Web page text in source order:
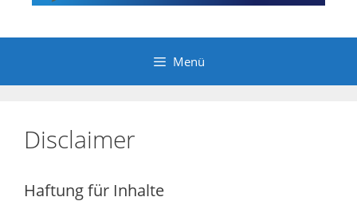
Menü
Disclaimer
Haftung für Inhalte